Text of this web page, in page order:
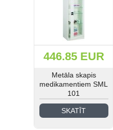
446.85 EUR
Metāla skapis
medikamentiem SML
101
SKATĪT